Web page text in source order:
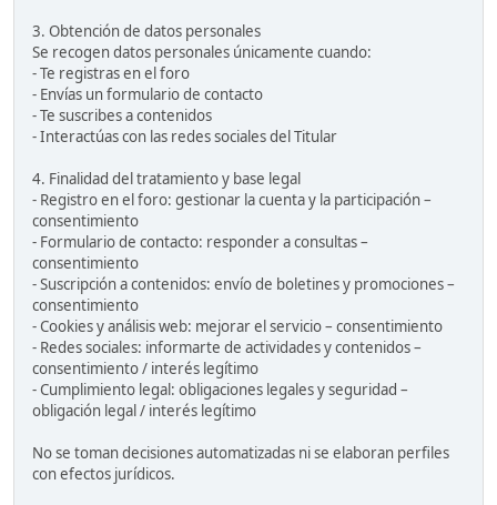
3. Obtención de datos personales
Se recogen datos personales únicamente cuando:
- Te registras en el foro
- Envías un formulario de contacto
- Te suscribes a contenidos
- Interactúas con las redes sociales del Titular
4. Finalidad del tratamiento y base legal
- Registro en el foro: gestionar la cuenta y la participación –
consentimiento
- Formulario de contacto: responder a consultas –
consentimiento
- Suscripción a contenidos: envío de boletines y promociones –
consentimiento
- Cookies y análisis web: mejorar el servicio – consentimiento
- Redes sociales: informarte de actividades y contenidos –
consentimiento / interés legítimo
- Cumplimiento legal: obligaciones legales y seguridad –
obligación legal / interés legítimo
No se toman decisiones automatizadas ni se elaboran perfiles
con efectos jurídicos.